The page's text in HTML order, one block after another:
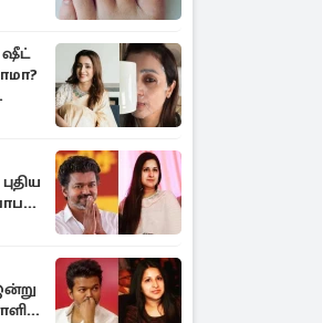
ஷீட்